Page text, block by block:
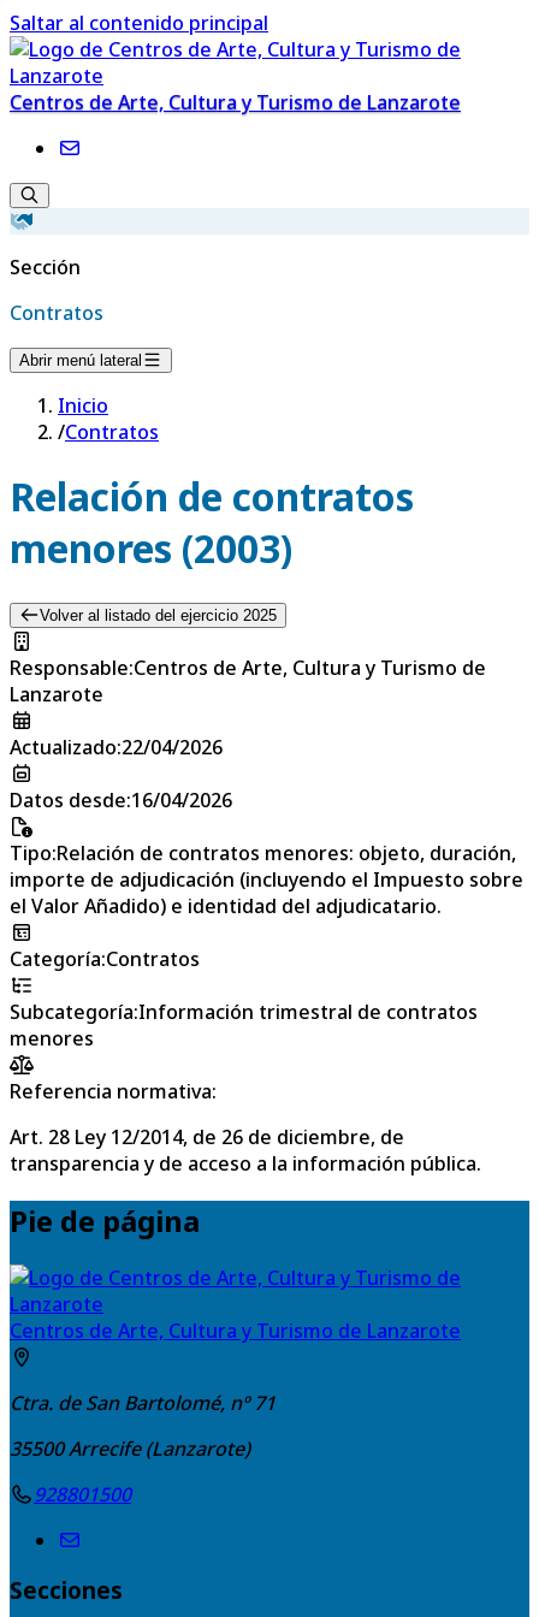
Saltar al contenido principal
Centros de Arte, Cultura y Turismo de Lanzarote
Sección
Contratos
Abrir menú lateral
Inicio
/Contratos
Relación de contratos
menores (2003)
Volver al listado del ejercicio 2025
Responsable:Centros de Arte, Cultura y Turismo de
Lanzarote
Actualizado:22/04/2026
Datos desde:16/04/2026
Tipo:Relación de contratos menores: objeto, duración,
importe de adjudicación (incluyendo el Impuesto sobre
el Valor Añadido) e identidad del adjudicatario.
Categoría:Contratos
Subcategoría:Información trimestral de contratos
menores
Referencia normativa:
Art. 28 Ley 12/2014, de 26 de diciembre, de
transparencia y de acceso a la información pública.
Pie de página
Centros de Arte, Cultura y Turismo de Lanzarote
Ctra. de San Bartolomé, nº 71
35500Arrecife (Lanzarote)
928801500
Secciones